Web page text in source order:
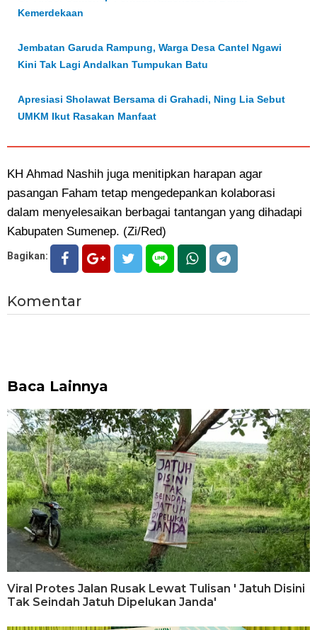
Kemerdekaan
Jembatan Garuda Rampung, Warga Desa Cantel Ngawi
Kini Tak Lagi Andalkan Tumpukan Batu
Apresiasi Sholawat Bersama di Grahadi, Ning Lia Sebut
UMKM Ikut Rasakan Manfaat
KH Ahmad Nashih juga menitipkan harapan agar
pasangan Faham tetap mengedepankan kolaborasi
dalam menyelesaikan berbagai tantangan yang dihadapi
Kabupaten Sumenep. (Zi/Red)
Bagikan:
Komentar
Baca Lainnya
Viral Protes Jalan Rusak Lewat Tulisan ' Jatuh Disini
Tak Seindah Jatuh Dipelukan Janda'